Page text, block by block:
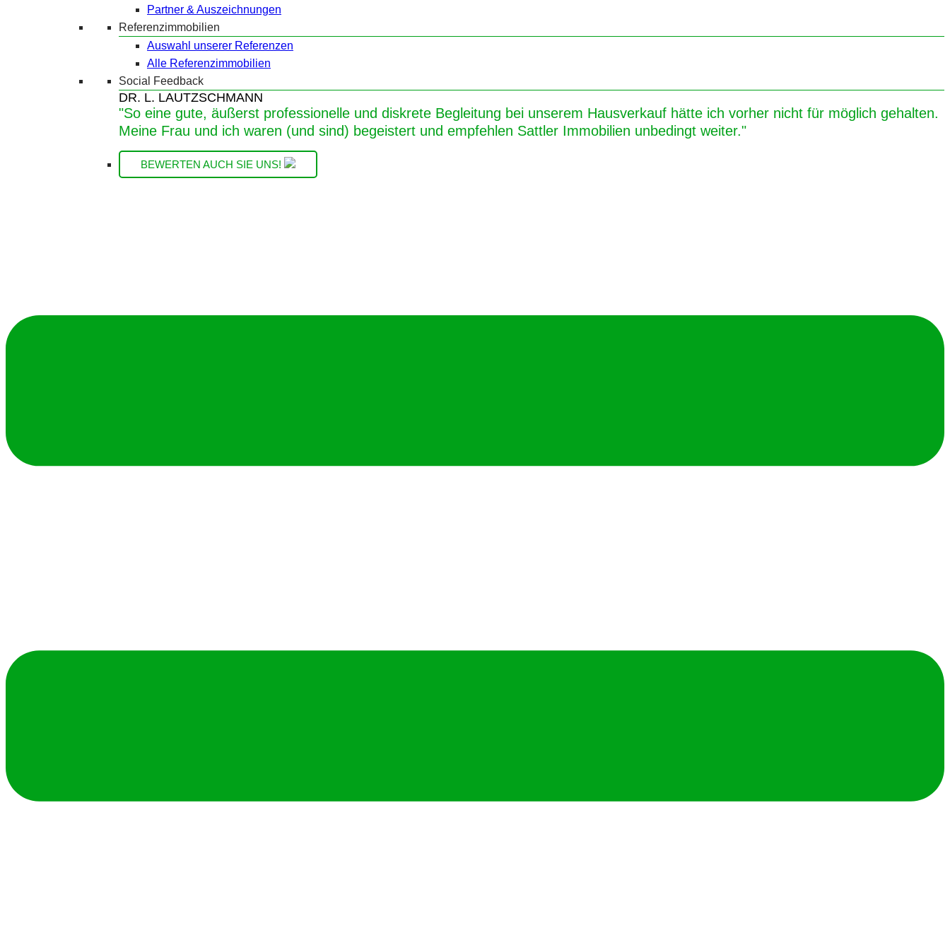
Partner & Auszeichnungen
Referenzimmobilien
Auswahl unserer Referenzen
Alle Referenzimmobilien
Social Feedback
DR. L. LAUTZSCHMANN
"So eine gute, äußerst professionelle und diskrete Begleitung bei unserem Hausverkauf hätte ich vorher nicht für möglich gehalten.
Meine Frau und ich waren (und sind) begeistert und empfehlen Sattler Immobilien unbedingt weiter."
BEWERTEN AUCH SIE UNS!